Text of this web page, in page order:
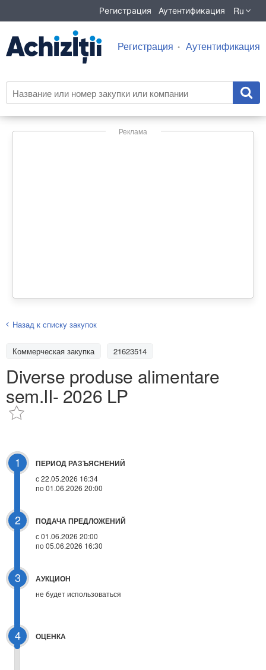
Регистрация Аутентификация Ru
Регистрация Аутентификация
Реклама
Назад к списку закупок
Коммерческая закупка 21623514
Diverse produse alimentare
sem.II- 2026 LP
1 ПЕРИОД РАЗЪЯСНЕНИЙ
с 22.05.2026 16:34
по 01.06.2026 20:00
2 ПОДАЧА ПРЕДЛОЖЕНИЙ
с 01.06.2026 20:00
по 05.06.2026 16:30
3 АУКЦИОН
не будет использоваться
4 ОЦЕНКА